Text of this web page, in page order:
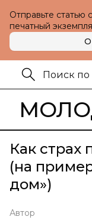
Отправьте статью
печатный
Как страх
(на
дом»)
Автор